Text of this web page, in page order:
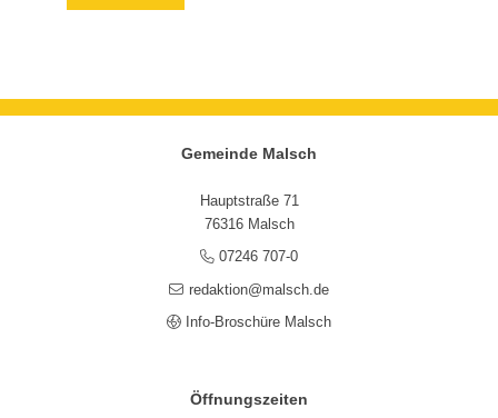
Gemeinde Malsch
Hauptstraße 71
76316 Malsch
07246 707-0
redaktion@malsch.de
Info-Broschüre Malsch
Öffnungszeiten